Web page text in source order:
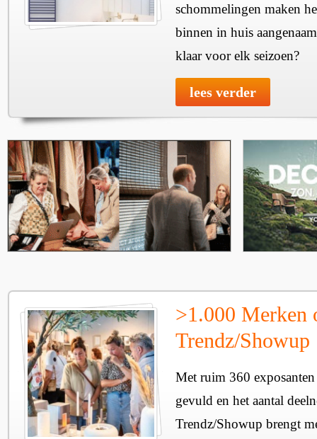
schommelingen maken
binnen in huis
klaar voor elk seizoen?
lees verder
>1.000 Merken
Trendz/Showup
Met ruim 360
gevuld en het aantal
Trendz/Showup brengt